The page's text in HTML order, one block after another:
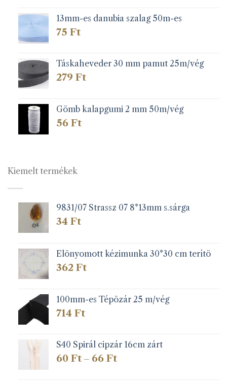
13mm-es danubia szalag 50m-es
75 Ft
Táskaheveder 30 mm pamut 25m/vég
279 Ft
Gömb kalapgumi 2 mm 50m/vég
56 Ft
Kiemelt termékek
9831/07 Strassz 07 8*13mm s.sárga
34 Ft
Elönyomott kézimunka 30*30 cm terítö
362 Ft
100mm-es Tépözár 25 m/vég
714 Ft
S40 Spirál cipzár 16cm zárt
60 Ft – 66 FtÁrtartomány: